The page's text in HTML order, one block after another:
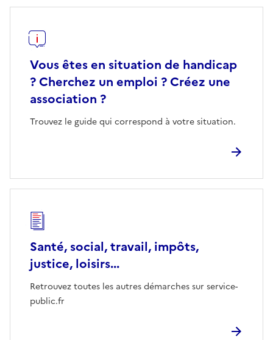
Vous êtes en situation de handicap
? Cherchez un emploi ? Créez une
association ?
Trouvez le guide qui correspond à votre situation.
Santé, social, travail, impôts,
justice, loisirs...
Retrouvez toutes les autres démarches sur service-
public.fr